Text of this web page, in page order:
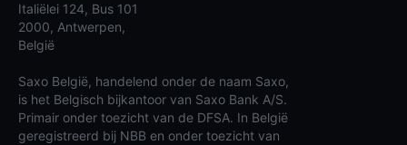
Italiëlei 124, Bus 101
2000, Antwerpen,
België
Saxo België, handelend onder de naam Saxo,
is het Belgisch bijkantoor van Saxo Bank A/S.
Primair onder toezicht van de DFSA. In België
geregistreerd bij NBB en onder toezicht van